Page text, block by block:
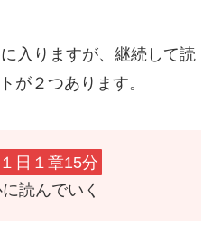
入りますが、継続して読
が２つあります。
１日１章15分
読んでいく